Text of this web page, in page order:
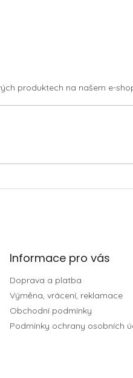
produktech na našem e-
Informace pro vás
Doprava a platba
Výměna, vrácení, reklamace
Obchodní podmínky
Podmínky ochrany osobních